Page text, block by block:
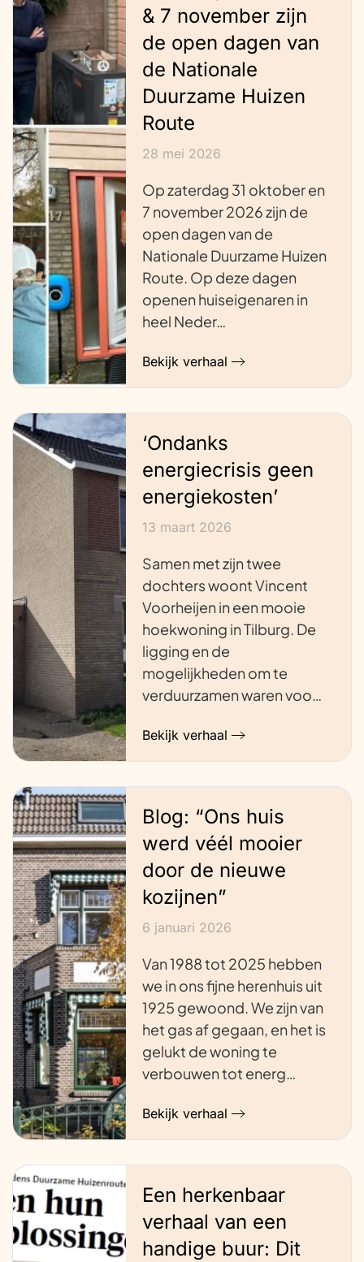
& 7 november zijn
de open dagen van
de Nationale
Duurzame Huizen
Route
28 mei 2026
Op zaterdag 31 oktober en
7 november 2026 zijn de
open dagen van de
Nationale Duurzame Huizen
Route. Op deze dagen
openen huiseigenaren in
heel Neder…
Bekijk verhaal
‘Ondanks
energiecrisis geen
energiekosten’
13 maart 2026
Samen met zijn twee
dochters woont Vincent
Voorheijen in een mooie
hoekwoning in Tilburg. De
ligging en de
mogelijkheden om te
verduurzamen waren voo…
Bekijk verhaal
Blog: “Ons huis
werd véél mooier
door de nieuwe
kozijnen”
6 januari 2026
Van 1988 tot 2025 hebben
we in ons fijne herenhuis uit
1925 gewoond. We zijn van
het gas af gegaan, en het is
gelukt de woning te
verbouwen tot energ…
Bekijk verhaal
Een herkenbaar
verhaal van een
handige buur: Dit